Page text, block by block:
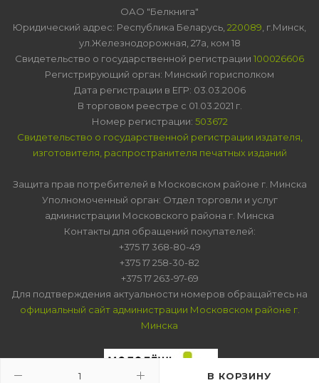
В КОРЗИНУ
ОАО "Белкнига"
Юридический адрес: Республика Беларусь, 220089 , г.Минск,
ул.Железнодорожная, 27а, ком 18
Свидетельство о государственной регистрации 100026606
Регистрирующий орган: Минский горисполком
Дата регистрации в ЕГР: 03.03.2006
В торговом реестре с 01.03.2021 г.
Номер регистрации: 503672
Свидетельство о государственной регистрации издателя,
изготовителя, распространителя печатных изданий
Защита прав потребителей в Московском районе г. Минска
Уполномоченный орган: Отдел торговли и услуг
администрации Московского района г. Минска
Контакты для обращений покупателей:
+375 17 368-80-49
+375 17 258-30-82
+375 17 263-97-69
Для подтверждения актуальности номеров обращайтесь на
официальный сайт администрации Московском районе г.
Минска